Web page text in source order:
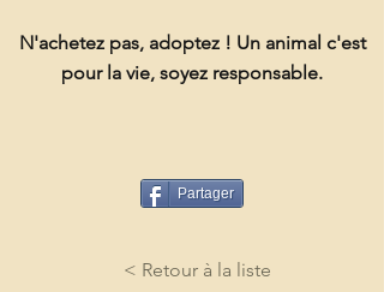
N'achetez pas, adoptez ! Un animal c'est
pour la vie, soyez responsable.
Partager
< Retour à la liste